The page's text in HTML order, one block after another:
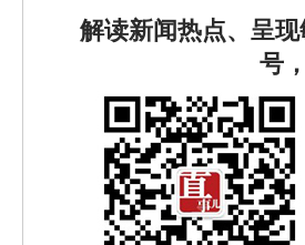
解读新闻热点、呈
号